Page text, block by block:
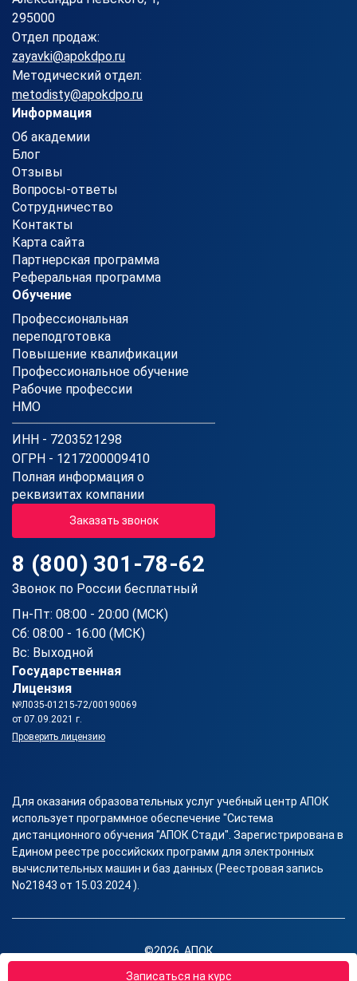
Записаться на курс
295000
Отдел продаж:
zayavki@apokdpo.ru
Методический отдел:
metodisty@apokdpo.ru
Информация
Об академии
Блог
Отзывы
Вопросы-ответы
Сотрудничество
Контакты
Карта сайта
Партнерская программа
Реферальная программа
Обучение
Профессиональная
переподготовка
Повышение квалификации
Профессиональное обучение
Рабочие профессии
НМО
ИНН - 7203521298
ОГРН - 1217200009410
Полная информация о
реквизитах компании
Заказать звонок
8 (800) 301-78-62
Звонок по России бесплатный
Пн-Пт: 08:00 - 20:00 (МСК)
Сб: 08:00 - 16:00 (МСК)
Вс: Выходной
Государственная
Лицензия
№Л035-01215-72/00190069
от 07.09.2021 г.
Проверить лицензию
Для оказания образовательных услуг учебный центр АПОК
использует программное обеспечение "Система
дистанционного обучения "АПОК Стади". Зарегистрирована в
Едином реестре российских программ для электронных
вычислительных машин и баз данных (Реестровая запись
No21843 от 15.03.2024 ).
©2026, АПОК